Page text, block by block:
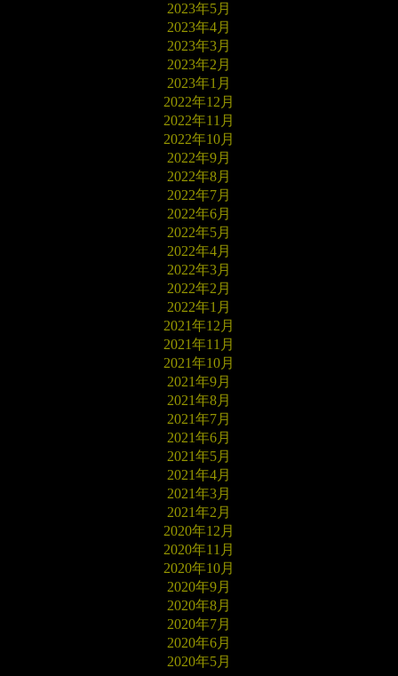
2023年5月
2023年4月
2023年3月
2023年2月
2023年1月
2022年12月
2022年11月
2022年10月
2022年9月
2022年8月
2022年7月
2022年6月
2022年5月
2022年4月
2022年3月
2022年2月
2022年1月
2021年12月
2021年11月
2021年10月
2021年9月
2021年8月
2021年7月
2021年6月
2021年5月
2021年4月
2021年3月
2021年2月
2020年12月
2020年11月
2020年10月
2020年9月
2020年8月
2020年7月
2020年6月
2020年5月